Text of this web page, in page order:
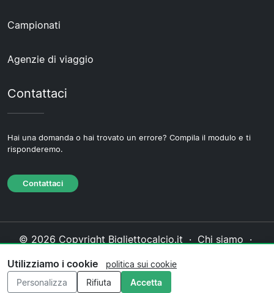
Campionati
Agenzie di viaggio
Contattaci
Hai una domanda o hai trovato un errore? Compila il modulo e ti
risponderemo.
Contattaci
© 2026 Copyright Bigliettocalcio.it · Chi siamo ·
cookie·Politica editoriale
Utilizziamo i cookie
politica sui cookie
Personalizza
Rifiuta Accetta